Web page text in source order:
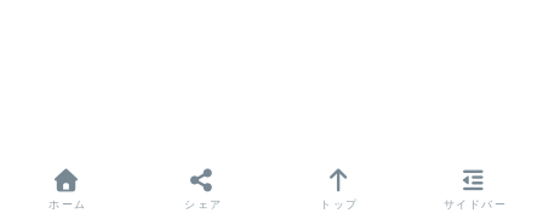
ホーム シェア トップ サイドバー